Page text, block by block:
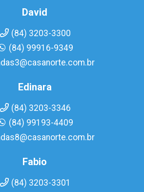
David
(84) 3203-3300
(84) 99916-9349
Edinara
(84) 3203-3346
(84) 99193-4409
Fabio
(84) 3203-3301